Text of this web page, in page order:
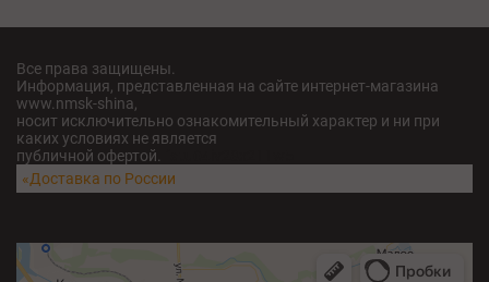
Все права защищены.
Информация, представленная на сайте интернет-магазина
www.nmsk-shina,
носит исключительно ознакомительный характер и ни при
каких условиях не является
публичной офертой.
«Доставка по России